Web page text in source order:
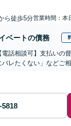
ら徒歩5分営業時間：本
ベートの債務
電話相談可】支払い
レたくない」などご